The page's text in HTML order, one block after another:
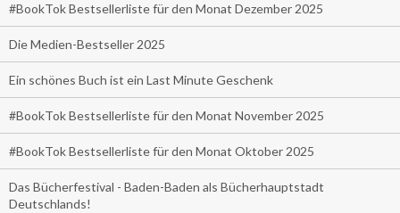
#BookTok Bestsellerliste für den Monat Dezember 2025
Die Medien-Bestseller 2025
Ein schönes Buch ist ein Last Minute Geschenk
#BookTok Bestsellerliste für den Monat November 2025
#BookTok Bestsellerliste für den Monat Oktober 2025
Das Bücherfestival - Baden-Baden als Bücherhauptstadt
Deutschlands!